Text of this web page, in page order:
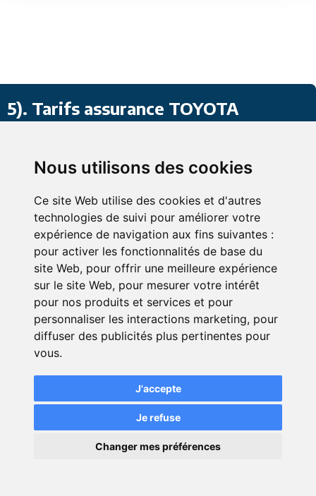
Nous utilisons des cookies
Ce site Web utilise des cookies et d'autres
technologies de suivi pour améliorer votre
expérience de navigation aux fins suivantes :
pour activer les fonctionnalités de base du
site Web, pour offrir une meilleure expérience
sur le site Web, pour mesurer votre intérêt
pour nos produits et services et pour
personnaliser les interactions marketing, pour
diffuser des publicités plus pertinentes pour
vous.
J'accepte
Je refuse
Changer mes préférences
5). Tarifs assurance TOYOTA
Corolla Break
Pour la Corolla Break de chez Toyota, les
prix de l'assurance sont de cet ordre-là :
Assurance Tarifs
Self Assurance
À partir de
20 € par mois
20,08 €
Assu 2000
À partir de
27,67 €